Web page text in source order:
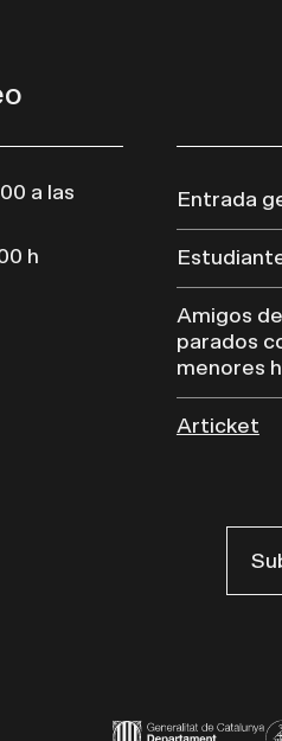
a las
h
Entrada
Amigos
parados
menores
Articket